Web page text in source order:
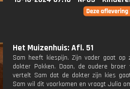
Het Muizenhuis: Afl. 51
Sam heeft kiespijn. Zijn vader gaat op
dokter Pokken. Daan, de oudere broer
vertelt Sam dat de dokter zijn kies
Sam wil dit voorkomen en vraagt Julia